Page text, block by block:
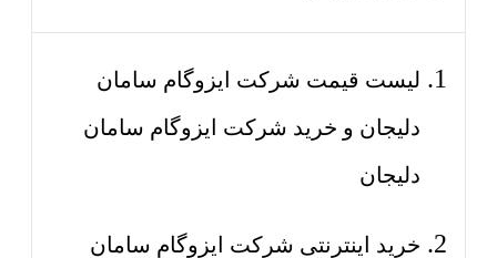
لیست قیمت شرکت ایزوگام سامان
دلیجان و خرید شرکت ایزوگام سامان
دلیجان
خرید اینترنتی شرکت ایزوگام سامان